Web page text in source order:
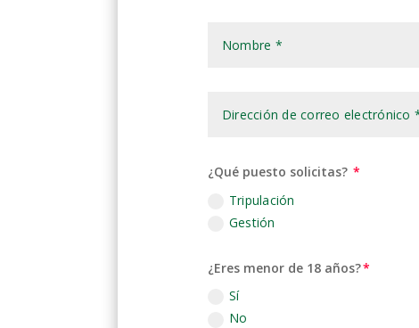
¿Qué puesto solicitas?
Tripulación
Gestión
¿Eres menor de 18 años?
Sí
No